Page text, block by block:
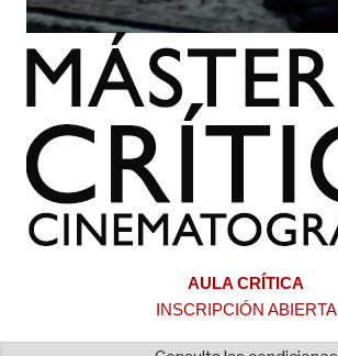
AULA CRÍTICA
INSCRIPCIÓN ABIERTA